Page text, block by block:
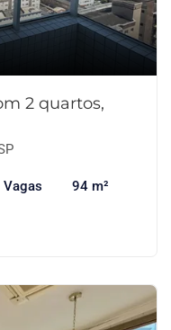
2 quartos,
Vagas 94 m²